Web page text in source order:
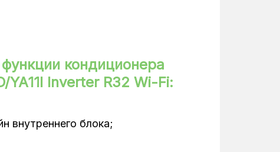
0,78/0,73 кВт
кондиционера
YA11I Inverter R32 Wi-Fi:
внутреннего блока;